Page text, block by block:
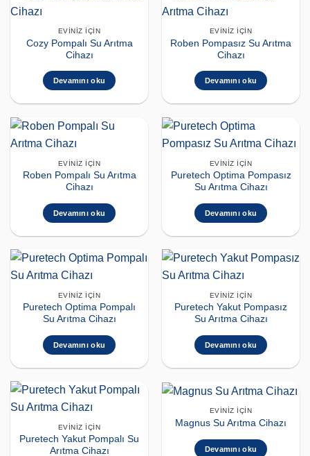
EVINIZ İÇIN
Cozy Pompalı Su Arıtma
Cihazı
Devamını oku
EVINIZ İÇIN
Roben Pompasız Su Arıtma
Cihazı
Devamını oku
EVINIZ İÇIN
Roben Pompalı Su Arıtma
Cihazı
Devamını oku
EVINIZ İÇIN
Puretech Optima Pompasız
Su Arıtma Cihazı
Devamını oku
EVINIZ İÇIN
Puretech Optima Pompalı
Su Arıtma Cihazı
Devamını oku
EVINIZ İÇIN
Puretech Yakut Pompasız
Su Arıtma Cihazı
Devamını oku
EVINIZ İÇIN
Puretech Yakut Pompalı Su
Arıtma Cihazı
EVINIZ İÇIN
Magnus Su Arıtma Cihazı
Devamını oku